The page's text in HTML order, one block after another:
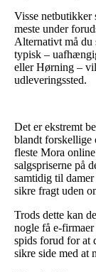
Visse netbutikker
meste under
Alternativt må du
typisk –
eller Hørning –
udleveringssted.
Det er ekstremt
blandt forskellige
fleste Mora
salgspriserne på
samtidig til
sikre fragt uden
Trods dette kan
nogle få e-
spids forud for at
sikre side med at